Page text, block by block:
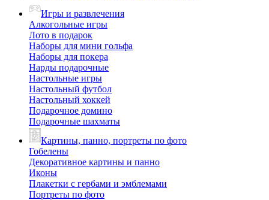
Игры и развлечения
Алкогольные игры
Лото в подарок
Наборы для мини гольфа
Наборы для покера
Нарды подарочные
Настольные игры
Настольный футбол
Настольный хоккей
Подарочное домино
Подарочные шахматы
Картины, панно, портреты по фото
Гобелены
Декоративное картины и панно
Иконы
Плакетки с гербами и эмблемами
Портреты по фото